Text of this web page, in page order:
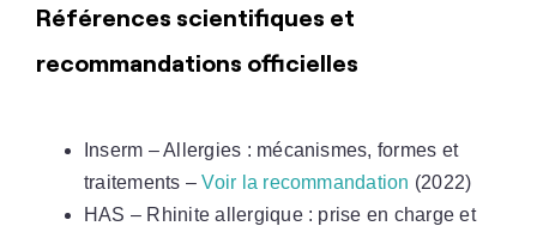
Références scientifiques et
recommandations officielles
Inserm – Allergies : mécanismes, formes et
traitements –Voir la recommandation (2022)
HAS – Rhinite allergique : prise en charge et